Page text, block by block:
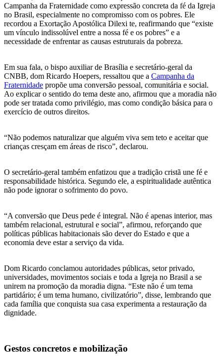
Campanha da Fraternidade como expressão concreta da fé da Igreja
no Brasil, especialmente no compromisso com os pobres. Ele
recordou a Exortação Apostólica Dilexi te, reafirmando que “existe
um vínculo indissolúvel entre a nossa fé e os pobres” e a
necessidade de enfrentar as causas estruturais da pobreza.
Em sua fala, o bispo auxiliar de Brasília e secretário-geral da
CNBB, dom Ricardo Hoepers, ressaltou que a Campanha da
Fraternidade propõe uma conversão pessoal, comunitária e social.
Ao explicar o sentido do tema deste ano, afirmou que a moradia não
pode ser tratada como privilégio, mas como condição básica para o
exercício de outros direitos.
“Não podemos naturalizar que alguém viva sem teto e aceitar que
crianças cresçam em áreas de risco”, declarou.
O secretário-geral também enfatizou que a tradição cristã une fé e
responsabilidade histórica. Segundo ele, a espiritualidade autêntica
não pode ignorar o sofrimento do povo.
“A conversão que Deus pede é integral. Não é apenas interior, mas
também relacional, estrutural e social”, afirmou, reforçando que
políticas públicas habitacionais são dever do Estado e que a
economia deve estar a serviço da vida.
Dom Ricardo conclamou autoridades públicas, setor privado,
universidades, movimentos sociais e toda a Igreja no Brasil a se
unirem na promoção da moradia digna. “Este não é um tema
partidário; é um tema humano, civilizatório”, disse, lembrando que
cada família que conquista sua casa experimenta a restauração da
dignidade.
Gestos concretos e mobilização